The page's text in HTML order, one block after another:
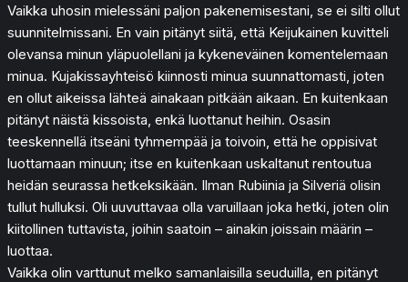
Vaikka uhosin mielessäni paljon pakenemisestani, se ei silti ollut
suunnitelmissani. En vain pitänyt siitä, että Keijukainen kuvitteli
olevansa minun yläpuolellani ja kykeneväinen komentelemaan
minua. Kujakissayhteisö kiinnosti minua suunnattomasti, joten
en ollut aikeissa lähteä ainakaan pitkään aikaan. En kuitenkaan
pitänyt näistä kissoista, enkä luottanut heihin. Osasin
teeskennellä itseäni tyhmempää ja toivoin, että he oppisivat
luottamaan minuun; itse en kuitenkaan uskaltanut rentoutua
heidän seurassa hetkeksikään. Ilman Rubiinia ja Silveriä olisin
tullut hulluksi. Oli uuvuttavaa olla varuillaan joka hetki, joten olin
kiitollinen tuttavista, joihin saatoin – ainakin joissain määrin –
luottaa.
Vaikka olin varttunut melko samanlaisilla seuduilla, en pitänyt